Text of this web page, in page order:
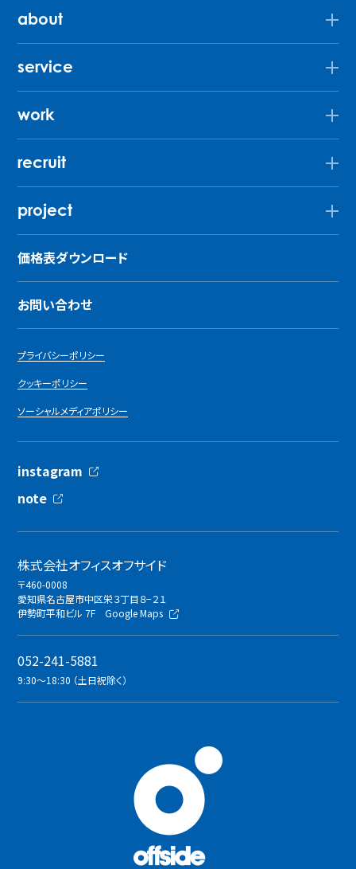
about
service
work
recruit
project
価格表ダウンロード
お問い合わせ
instagram
note
プライバシーポリシー
クッキーポリシー
ソーシャルメディアポリシー
株式会社オフィスオフサイド
〒460-0008
愛知県名古屋市中区栄３丁目８−２１
伊勢町平和ビル 7FGoogle Maps
052-241-5881
9:30〜18:30 （土日祝除く）